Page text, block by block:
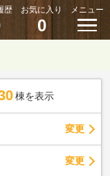
歴 お気に入り
0
メニュー
棟を表示
変更
変更